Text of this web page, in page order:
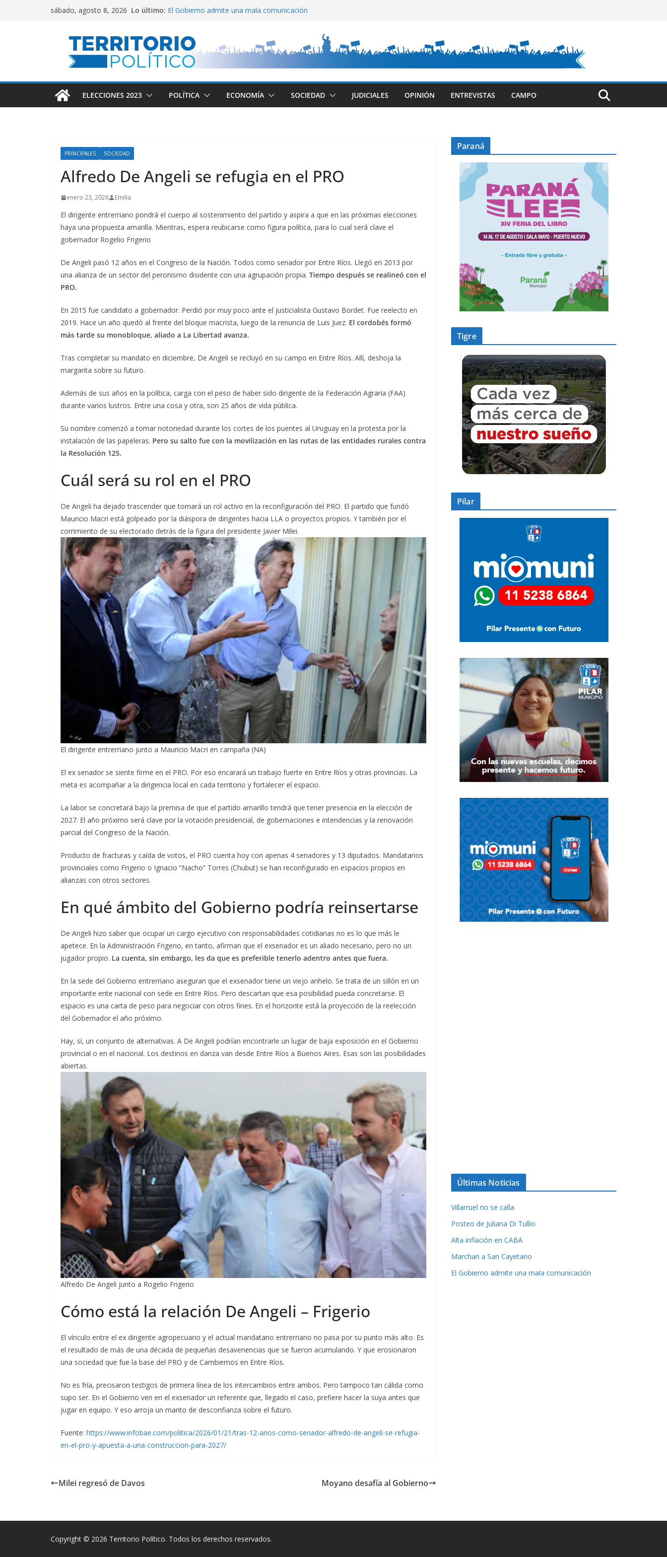
sábado, agosto 8, 2026 Lo último: El Gobierno admite una mala comunicación
Alta inflación en CABA
Marchan a San Cayetano
ELECCIONES 2023 POLÍTICA ECONOMÍA SOCIEDAD JUDICIALES OPINIÓN ENTREVISTAS CAMPO
PRINCIPALES SOCIEDAD
Alfredo De Angeli se refugia en el PRO
enero 23, 2026 Emilia
El dirigente entrerriano pondrá el cuerpo al sostenimiento del partido y aspira a que en las próximas elecciones
haya una propuesta amarilla. Mientras, espera reubicarse como figura política, para lo cual será clave el
gobernador Rogelio Frigerio
De Angeli pasó 12 años en el Congreso de la Nación. Todos como senador por Entre Ríos. Llegó en 2013 por
una alianza de un sector del peronismo disidente con una agrupación propia. Tiempo después se realineó con el
PRO.
En 2015 fue candidato a gobernador. Perdió por muy poco ante el justicialista Gustavo Bordet. Fue reelecto en
2019. Hace un año quedó al frente del bloque macrista, luego de la renuncia de Luis Juez. El cordobés formó
más tarde su monobloque, aliado a La Libertad avanza.
Tras completar su mandato en diciembre, De Angeli se recluyó en su campo en Entre Ríos. Allí, deshoja la
margarita sobre su futuro.
Además de sus años en la política, carga con el peso de haber sido dirigente de la Federación Agraria (FAA)
durante varios lustros. Entre una cosa y otra, son 25 años de vida pública.
Su nombre comenzó a tomar notoriedad durante los cortes de los puentes al Uruguay en la protesta por la
instalación de las papeleras. Pero su salto fue con la movilización en las rutas de las entidades rurales contra
la Resolución 125.
Cuál será su rol en el PRO
De Angeli ha dejado trascender que tomará un rol activo en la reconfiguración del PRO. El partido que fundó
Mauricio Macri está golpeado por la diáspora de dirigentes hacia LLA o proyectos propios. Y también por el
corrimiento de su electorado detrás de la figura del presidente Javier Milei.
El dirigente entrerriano junto a Mauricio Macri en campaña (NA)
El ex senador se siente firme en el PRO. Por eso encarará un trabajo fuerte en Entre Ríos y otras provincias. La
meta es acompañar a la dirigencia local en cada territorio y fortalecer el espacio.
La labor se concretará bajo la premisa de que el partido amarillo tendrá que tener presencia en la elección de
2027. El año próximo será clave por la votación presidencial, de gobernaciones e intendencias y la renovación
parcial del Congreso de la Nación.
Producto de fracturas y caída de votos, el PRO cuenta hoy con apenas 4 senadores y 13 diputados. Mandatarios
provinciales como Frigerio o Ignacio “Nacho” Torres (Chubut) se han reconfigurado en espacios propios en
alianzas con otros sectores.
En qué ámbito del Gobierno podría reinsertarse
De Angeli hizo saber que ocupar un cargo ejecutivo con responsabilidades cotidianas no es lo que más le
apetece. En la Administración Frigerio, en tanto, afirman que el exsenador es un aliado necesario, pero no un
jugador propio. La cuenta, sin embargo, les da que es preferible tenerlo adentro antes que fuera.
En la sede del Gobierno entrerriano aseguran que el exsenador tiene un viejo anhelo. Se trata de un sillón en un
importante ente nacional con sede en Entre Ríos. Pero descartan que esa posibilidad pueda concretarse. El
espacio es una carta de peso para negociar con otros fines. En el horizonte está la proyección de la reelección
del Gobernador el año próximo.
Hay, sí, un conjunto de alternativas. A De Angeli podrían encontrarle un lugar de baja exposición en el Gobierno
provincial o en el nacional. Los destinos en danza van desde Entre Ríos a Buenos Aires. Esas son las posibilidades
abiertas.
Alfredo De Angeli junto a Rogelio Frigerio
Cómo está la relación De Angeli – Frigerio
El vínculo entre el ex dirigente agropecuario y el actual mandatario entrerriano no pasa por su punto más alto. Es
el resultado de más de una década de pequeñas desavenencias que se fueron acumulando. Y que erosionaron
una sociedad que fue la base del PRO y de Cambiemos en Entre Ríos.
No es fría, precisaron testigos de primera línea de los intercambios entre ambos. Pero tampoco tan cálida como
supo ser. En el Gobierno ven en el exsenador un referente que, llegado el caso, prefiere hacer la suya antes que
jugar en equipo. Y eso arroja un manto de desconfianza sobre el futuro.
Fuente: https://www.infobae.com/politica/2026/01/21/tras-12-anos-como-senador-alfredo-de-angeli-se-refugia-
en-el-pro-y-apuesta-a-una-construccion-para-2027/
Milei regresó de Davos Moyano desafía al Gobierno
Paraná
Tigre
Pilar
Últimas Noticias
Villarruel no se calla
Posteo de Juliana Di Tullio
Alta inflación en CABA
Marchan a San Cayetano
El Gobierno admite una mala comunicación
Copyright © 2026 Territorio Político. Todos los derechos reservados.